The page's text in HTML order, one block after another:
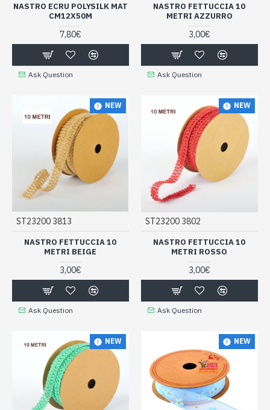
NASTRO ECRU POLYSILK MAT
CM12X50M
7,80€
Ask Question
NASTRO FETTUCCIA 10
METRI AZZURRO
3,00€
Ask Question
NEW
ST23200 3813
NASTRO FETTUCCIA 10
METRI BEIGE
3,00€
Ask Question
NEW
ST23200 3802
NASTRO FETTUCCIA 10
METRI ROSSO
3,00€
Ask Question
NEW NEW